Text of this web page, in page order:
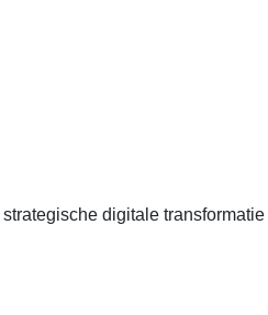
digitale